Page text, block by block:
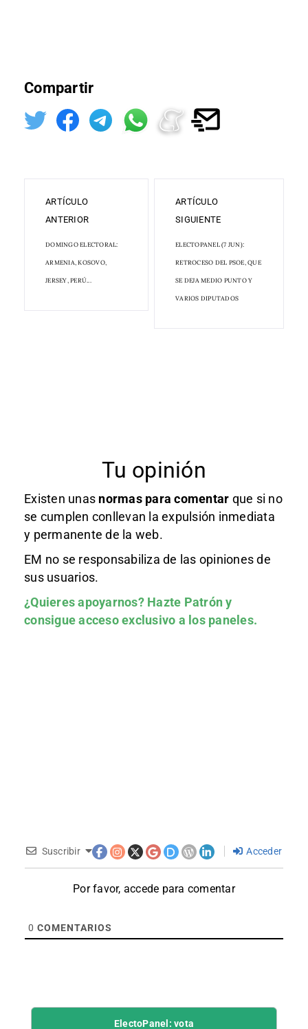
Compartir
ARTÍCULO
ANTERIOR
DOMINGO ELECTORAL:
ARMENIA, KOSOVO,
JERSEY, PERÚ...
ARTÍCULO
SIGUIENTE
ELECTOPANEL (7 JUN):
RETROCESO DEL PSOE, QUE
SE DEJA MEDIO PUNTO Y
VARIOS DIPUTADOS
Tu opinión
Existen unas normas para comentar que si no
se cumplen conllevan la expulsión inmediata
y permanente de la web.
EM no se responsabiliza de las opiniones de
sus usuarios.
¿Quieres apoyarnos? Hazte Patróny
consigue acceso exclusivo a los paneles.
Suscribir Acceder
Por favor, accede para comentar
0 COMENTARIOS
ElectoPanel: vota